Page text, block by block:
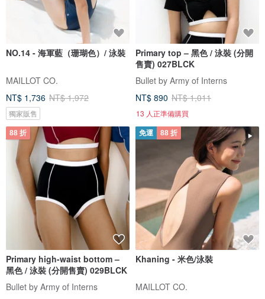
NO.14 - 海軍藍（珊瑚色）/ 泳裝
MAILLOT CO.
NT$ 1,736 NT$ 1,972
獨家販售
Primary top – 黑色 / 泳裝 (分開
售賣) 027BLCK
Bullet by Army of Interns
NT$ 890 NT$ 1,011
13 人正準備購買
88 折
Primary high-waist bottom –
黑色 / 泳裝 (分開售賣) 029BLCK
Bullet by Army of Interns
免運 88 折
Khaning - 米色/泳裝
MAILLOT CO.